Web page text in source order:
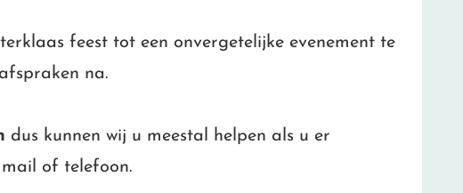
feest tot een onvergetelijke evenement te
na.
dus kunnen wij u meestal helpen als u er
of telefoon.